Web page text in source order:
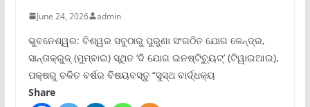
June 24, 2026 admin
ଭୁବନେଶ୍ୱର: ବିଶ୍ୱର ସବୁଠାରୁ ପୁରୁଣା ସଂଗଠିତ ଯୋଗ କେନ୍ଦ୍ର,
ସାନ୍ତାକ୍ରୁଜ୍ (ମୁମ୍ବାଇ) ସ୍ଥିତ ‘ଦି ଯୋଗ ଇନଷ୍ଟିଚ୍ୟୁଟ୍‌’ (ଟିୱାଇଆଇ),
ପକ୍ଷରୁ ଚଳିତ ବର୍ଷର ବିଷୟବସ୍ତୁ “ସୁସ୍ଥ ବାର୍ଦ୍ଧକ୍ୟ
Share